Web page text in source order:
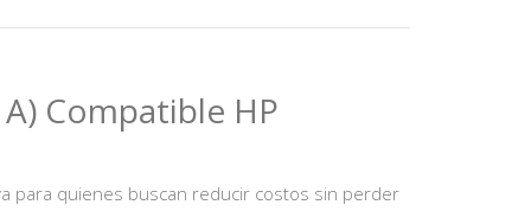
Compatible HP
para quienes buscan reducir costos sin perder